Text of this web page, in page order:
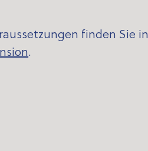
finden Sie in
.